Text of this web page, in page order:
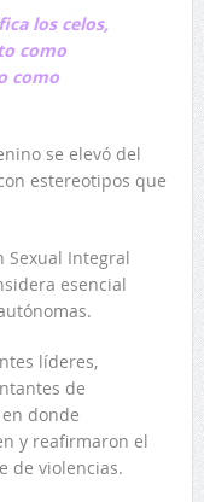
los celos,
como
como
se elevó del
estereotipos que
Integral
esencial
líderes,
de
donde
y reafirmaron el
de violencias.